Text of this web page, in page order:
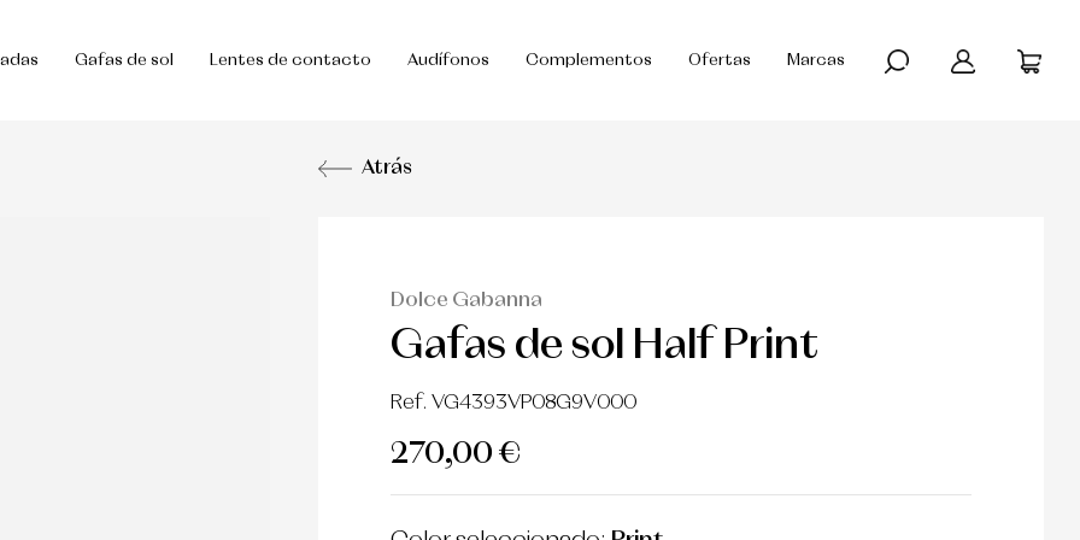
Gafas de sol Lentes de contacto Audífonos Complementos Ofertas Marcas
Atrás
Dolce Gabanna
Gafas de sol Half Print
Ref. VG4393VP08G9V000
270,00 €